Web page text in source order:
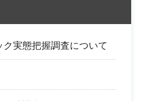
実態把握調査について